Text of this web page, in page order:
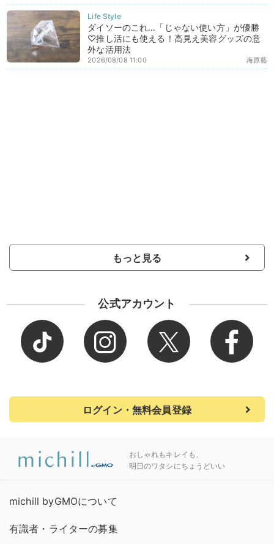
ダイソーのこれ…「じゃない使い方」が優勝
♡推し活にも使える！高見え美容グッズの意
外な活用法
海原藍
2026/08/08 11:00
もっと見る
公式アカウント
ログイン・無料会員登録
おしゃれもキレイも、
明日のワタシにちょうどいい
michill byGMOについて
有識者・ライターの募集